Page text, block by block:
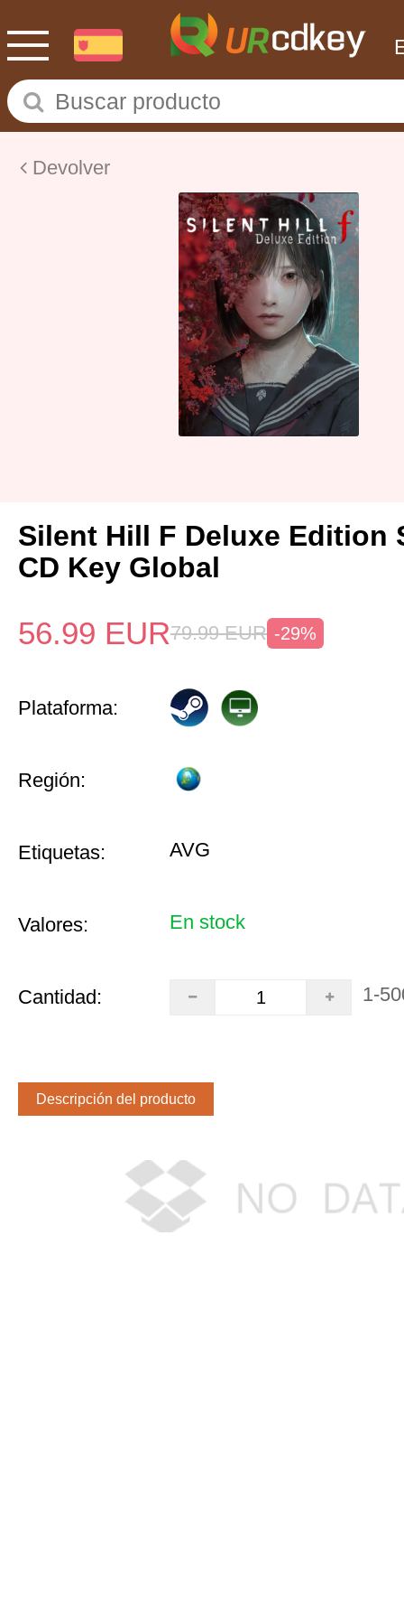
Devolver
Silent Hill F Deluxe Edition
CD Key Global
56.99 EUR79.99 EUR -29%
Plataforma:
Región:
Etiquetas: AVG
Valores: En stock
Cantidad: 1-
Descripción del producto